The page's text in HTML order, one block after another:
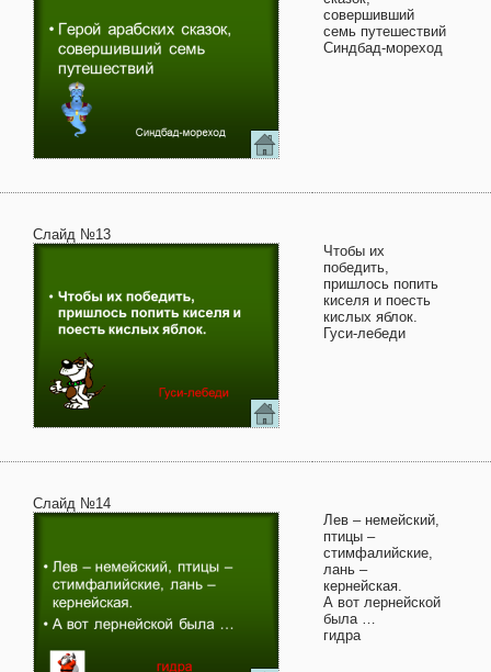
совершивший
семь путешествий
Синдбад-мореход
Слайд №13
Чтобы их
победить,
пришлось попить
киселя и поесть
кислых яблок.
Гуси-лебеди
Слайд №14
Лев – немейский,
птицы –
стимфалийские,
лань –
кернейская.
А вот лернейской
была …
гидра